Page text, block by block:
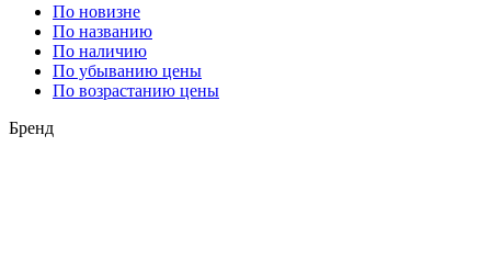
По новизне
По названию
По наличию
По убыванию цены
По возрастанию цены
Бренд